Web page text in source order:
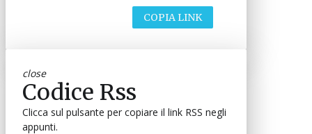
COPIA LINK
close
Codice Rss
Clicca sul pulsante per copiare il link RSS negli
appunti.